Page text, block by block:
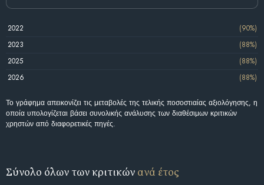
2022
(90%)
2023
(88%)
2025
(88%)
2026
(88%)
Το γράφημα απεικονίζει τις μεταβολές της τελικής ποσοστιαίας αξιολόγησης, η
οποία υπολογίζεται βάσει συνολικής ανάλυσης των διαθέσιμων κριτικών
χρηστών από διαφορετικές πηγές.
Σύνολο όλων των κριτικών ανά έτος